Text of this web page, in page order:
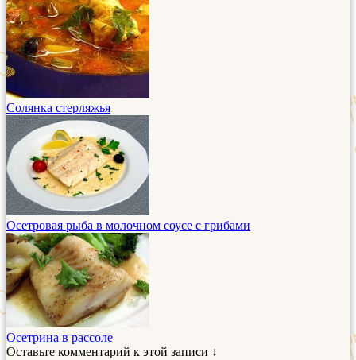
Солянка стерляжья
Осетровая рыба в молочном соусе с грибами
Осетрина в рассоле
Оставьте комментарий к этой записи ↓